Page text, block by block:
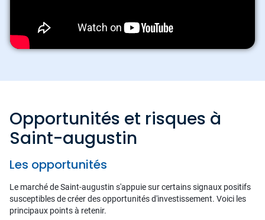
Opportunités et risques à
Saint-augustin
Les opportunités
Le marché de Saint-augustin s'appuie sur certains signaux positifs
susceptibles de créer des opportunités d'investissement. Voici les
principaux points à retenir.